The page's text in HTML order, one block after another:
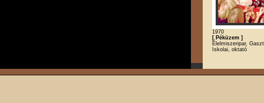
1970
[ Péküzem ]
Élelmiszeripar,
Iskolai, oktató